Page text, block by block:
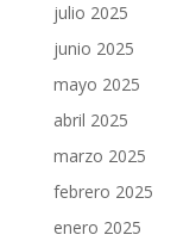
julio 2025
junio 2025
mayo 2025
abril 2025
marzo 2025
febrero 2025
enero 2025